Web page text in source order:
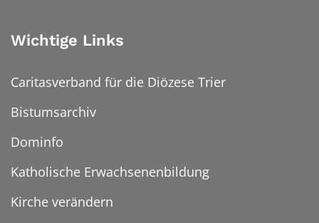
Wichtige Links
Caritasverband für die Diözese Trier
Bistumsarchiv
Dominfo
Katholische Erwachsenenbildung
Kirche verändern